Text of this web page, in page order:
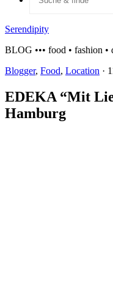
Serendipity
BLOG ••• food • fashion •
Blogger, Food, Location ·
EDEKA “Mit
Hamburg